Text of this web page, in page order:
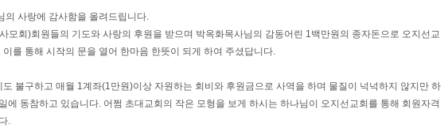
의 사랑에 감사함을 올려드립니다.
모회)회원들의 기도와 사랑의 후원을 받으며 박옥화목사님의 감동어린 1백만원의 종자돈으로 오지선교
를 통해 시작의 문을 열어 한마음 한뜻이 되게 하여 주셨답니다.
불구하고 매월 1계좌(1만원)이상 자원하는 회비와 후원금으로 사역을 하며 물질이 넉넉하지 않지만 하
에 동참하고 있습니다. 어쩜 초대교회의 작은 모형을 보게 하시는 하나님이 오지선교회를 통해 회원자격
.